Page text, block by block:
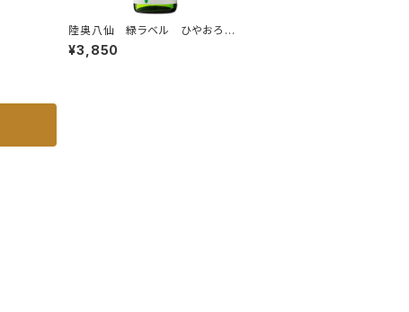
陸奥八仙 緑ラベル ひやおろ
し 特別純米 1.8L
¥3,850